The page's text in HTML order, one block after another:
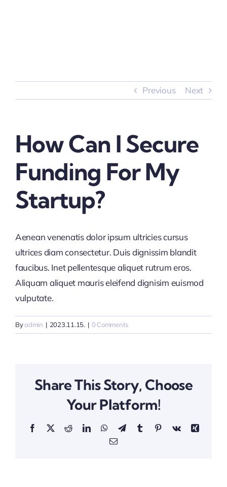
Previous Next
How Can I Secure
Funding For My
Startup?
Aenean venenatis dolor ipsum ultricies cursus
ultrices diam consectetur. Duis dignissim blandit
faucibus. Inet pellentesque aliquet rutrum eros.
Aliquam aliquet mauris eleifend dignisim euismod
vulputate.
Byadmin | 2023.11.15. | 0 Comments
Share This Story, Choose
Your Platform!
Facebook
X RedditLinkedInWhatsApp
TelegramTumblrPinterestVk
Xing
Email